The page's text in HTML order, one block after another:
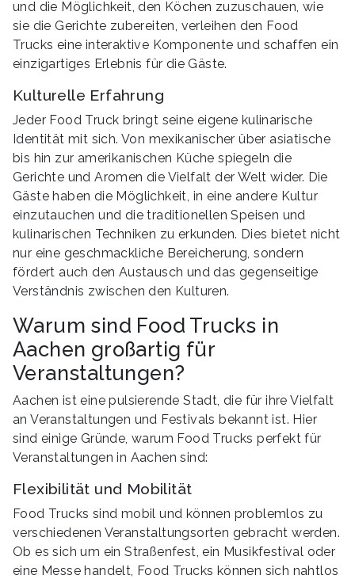
und die Möglichkeit, den Köchen zuzuschauen, wie
sie die Gerichte zubereiten, verleihen den Food
Trucks eine interaktive Komponente und schaffen ein
einzigartiges Erlebnis für die Gäste.
Kulturelle Erfahrung
Jeder Food Truck bringt seine eigene kulinarische
Identität mit sich. Von mexikanischer über asiatische
bis hin zur amerikanischen Küche spiegeln die
Gerichte und Aromen die Vielfalt der Welt wider. Die
Gäste haben die Möglichkeit, in eine andere Kultur
einzutauchen und die traditionellen Speisen und
kulinarischen Techniken zu erkunden. Dies bietet nicht
nur eine geschmackliche Bereicherung, sondern
fördert auch den Austausch und das gegenseitige
Verständnis zwischen den Kulturen.
Warum sind Food Trucks in
Aachen großartig für
Veranstaltungen?
Aachen ist eine pulsierende Stadt, die für ihre Vielfalt
an Veranstaltungen und Festivals bekannt ist. Hier
sind einige Gründe, warum Food Trucks perfekt für
Veranstaltungen in Aachen sind:
Flexibilität und Mobilität
Food Trucks sind mobil und können problemlos zu
verschiedenen Veranstaltungsorten gebracht werden.
Ob es sich um ein Straßenfest, ein Musikfestival oder
eine Messe handelt, Food Trucks können sich nahtlos